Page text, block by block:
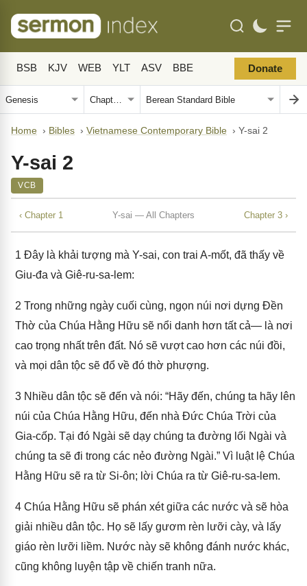
BSB KJV WEB YLT ASV BBE Donate
Home › Bibles › Vietnamese Contemporary Bible › Y-sai 2
Y-sai 2
VCB
‹ Chapter 1 Y-sai — All Chapters Chapter 3 ›
1 Đây là khải tượng mà Y-sai, con trai A-mốt, đã thấy về
Giu-đa và Giê-ru-sa-lem:
2 Trong những ngày cuối cùng, ngọn núi nơi dựng Đền
Thờ của Chúa Hằng Hữu sẽ nổi danh hơn tất cả— là nơi
cao trọng nhất trên đất. Nó sẽ vượt cao hơn các núi đồi,
và mọi dân tộc sẽ đổ về đó thờ phượng.
3 Nhiều dân tộc sẽ đến và nói: “Hãy đến, chúng ta hãy lên
núi của Chúa Hằng Hữu, đến nhà Đức Chúa Trời của
Gia-cốp. Tại đó Ngài sẽ dạy chúng ta đường lối Ngài và
chúng ta sẽ đi trong các nẻo đường Ngài.” Vì luật lệ Chúa
Hằng Hữu sẽ ra từ Si-ôn; lời Chúa ra từ Giê-ru-sa-lem.
4 Chúa Hằng Hữu sẽ phán xét giữa các nước và sẽ hòa
giải nhiều dân tộc. Họ sẽ lấy gươm rèn lưỡi cày, và lấy
giáo rèn lưỡi liềm. Nước này sẽ không đánh nước khác,
cũng không luyện tập về chiến tranh nữa.